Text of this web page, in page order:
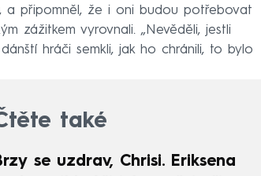
a připomněl, že i oni budou potřebovat
zážitkem vyrovnali. „Nevěděli, jestli
hráči semkli, jak ho chránili, to bylo
také
se uzdrav, Chrisi. Eriksena